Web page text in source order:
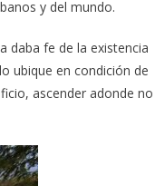
y del mundo.
daba fe de la existencia
ubique en condición de
ascender adonde no